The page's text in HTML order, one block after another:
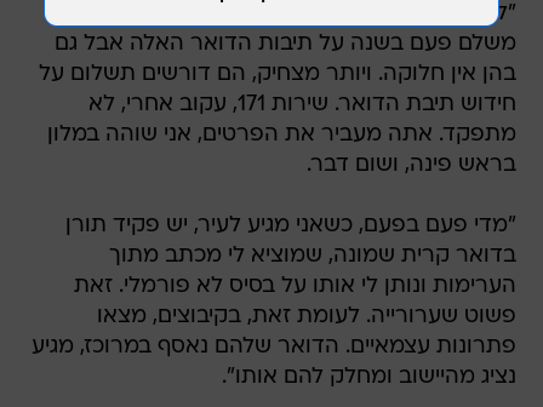
"לי יש תיבת דואר בתשלום.
משלם פעם בשנה על תיבות הדואר האלה אבל גם
בהן אין חלוקה. ויותר מצחיק, הם דורשים תשלום על
חידוש תיבת הדואר. שירות 171, עקוב אחרי, לא
מתפקד. אתה מעביר את הפרטים, אני שוהה במלון
בראש פינה, ושום דבר.
"מדי פעם בפעם, כשאני מגיע לעיר, יש פקיד תורן
בדואר קרית שמונה, שמוציא לי מכתב מתוך
הערימות ונותן לי אותו על בסיס לא פורמלי. זאת
פשוט שערורייה. לעומת זאת, בקיבוצים, מצאו
פתרונות עצמאיים. הדואר שלהם נאסף במרוכז, מגיע
נציג מהיישוב ומחלק להם אותו".